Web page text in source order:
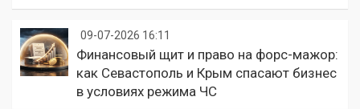
09-07-2026 16:11
Финансовый щит и право на форс-мажор:
как Севастополь и Крым спасают бизнес
в условиях режима ЧС